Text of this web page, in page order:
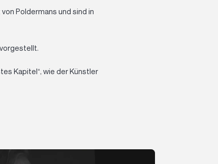
Poldermans und sind in
Kapitel“, wie der Künstler